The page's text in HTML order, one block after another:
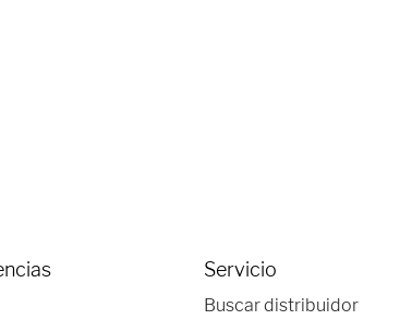
Servicio
Buscar distribuidor